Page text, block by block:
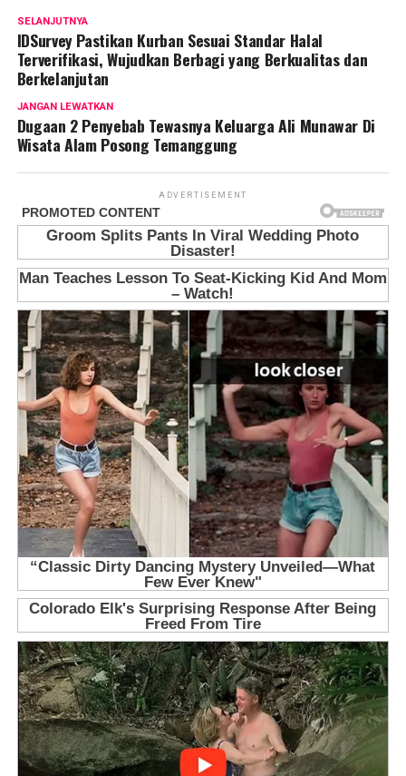
SELANJUTNYA
IDSurvey Pastikan Kurban Sesuai Standar Halal
Terverifikasi, Wujudkan Berbagi yang Berkualitas dan
Berkelanjutan
JANGAN LEWATKAN
Dugaan 2 Penyebab Tewasnya Keluarga Ali Munawar Di
Wisata Alam Posong Temanggung
ADVERTISEMENT